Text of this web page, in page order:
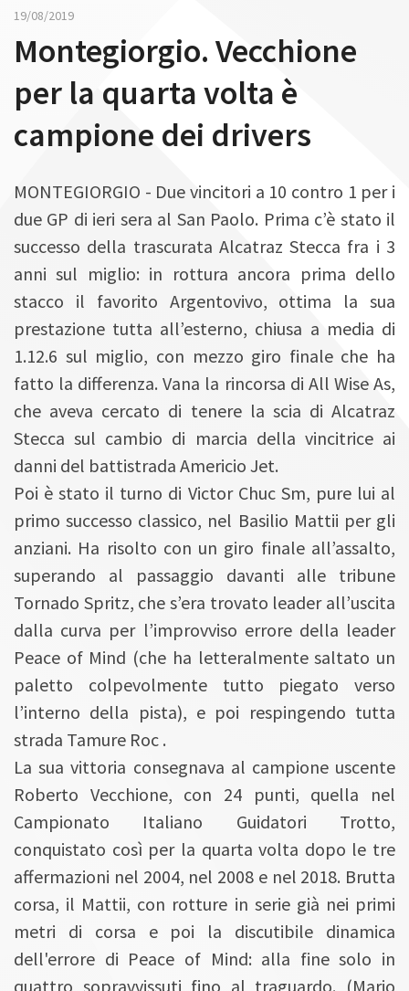
19/08/2019
Montegiorgio. Vecchione
per la quarta volta è
campione dei drivers
MONTEGIORGIO - Due vincitori a 10 contro 1 per i
due GP di ieri sera al San Paolo. Prima c’è stato il
successo della trascurata Alcatraz Stecca fra i 3
anni sul miglio: in rottura ancora prima dello
stacco il favorito Argentovivo, ottima la sua
prestazione tutta all’esterno, chiusa a media di
1.12.6 sul miglio, con mezzo giro finale che ha
fatto la differenza. Vana la rincorsa di All Wise As,
che aveva cercato di tenere la scia di Alcatraz
Stecca sul cambio di marcia della vincitrice ai
danni del battistrada Americio Jet.
Poi è stato il turno di Victor Chuc Sm, pure lui al
primo successo classico, nel Basilio Mattii per gli
anziani. Ha risolto con un giro finale all’assalto,
superando al passaggio davanti alle tribune
Tornado Spritz, che s’era trovato leader all’uscita
dalla curva per l’improvviso errore della leader
Peace of Mind (che ha letteralmente saltato un
paletto colpevolmente tutto piegato verso
l’interno della pista), e poi respingendo tutta
strada Tamure Roc .
La sua vittoria consegnava al campione uscente
Roberto Vecchione, con 24 punti, quella nel
Campionato Italiano Guidatori Trotto,
conquistato così per la quarta volta dopo le tre
affermazioni nel 2004, nel 2008 e nel 2018. Brutta
corsa, il Mattii, con rotture in serie già nei primi
metri di corsa e poi la discutibile dinamica
dell'errore di Peace of Mind: alla fine solo in
quattro sopravvissuti fino al traguardo. (Mario